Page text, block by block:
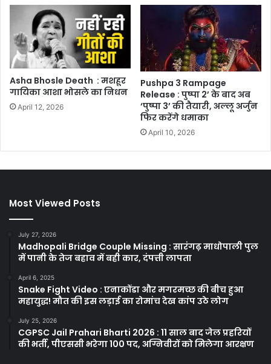
Asha Bhosle Death : मशहूर
गायिका आशा भोसले का निधन
April 12, 2026
Pushpa 3 Rampage
Release : पुष्पा 2’ के बाद अब
‘पुष्पा 3’ की तैयारी, अल्लू अर्जुन
फिर करेंगे धमाका
April 10, 2026
Most Viewed Posts
July 27, 2026
Madhopali Bridge Couple Missing : सारंगढ़ माधोपाली पुल
में पानी के तेज बहाव में बही कार, दंपत्ती लापता
April 6, 2025
Snake Fight Video : एनाकोंडा और मगरमच्छ की बीच हुआ
महायुद्ध! मौत की इस लड़ाई का रोमांच देख कांप उठे लोग
July 25, 2026
CGPSC Jail Prahari Bharti 2026 : 11 साल बाद जेल प्रहरियों
की भर्ती, पीएससी भरेगा 100 पद, अग्निवीरों को मिलेगा आरक्षण